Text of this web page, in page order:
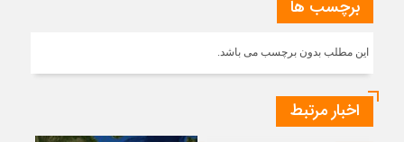
برچسب ها
این مطلب بدون برچسب می باشد.
اخبار مرتبط